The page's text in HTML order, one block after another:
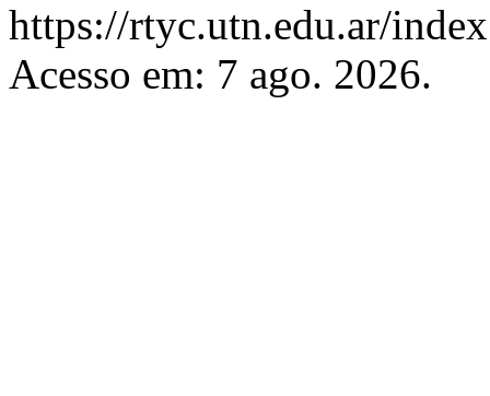
https://rtyc.utn.edu.ar/
Acesso em: 7 ago. 2026.